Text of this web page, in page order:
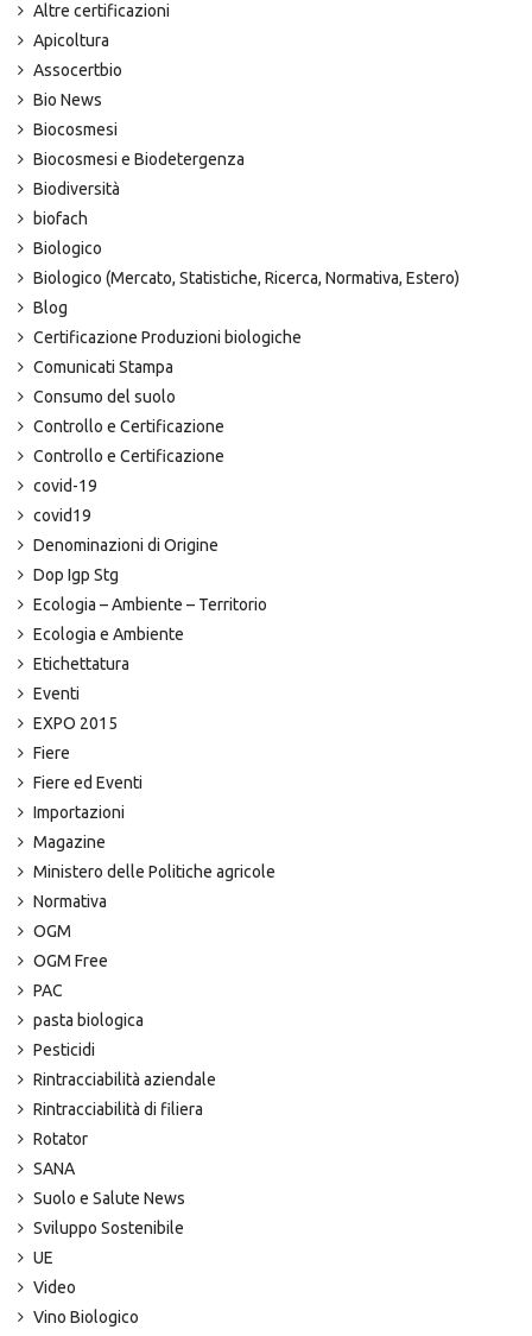
Altre certificazioni
Apicoltura
Assocertbio
Bio News
Biocosmesi
Biocosmesi e Biodetergenza
Biodiversità
biofach
Biologico
Biologico (Mercato, Statistiche, Ricerca, Normativa, Estero)
Blog
Certificazione Produzioni biologiche
Comunicati Stampa
Consumo del suolo
Controllo e Certificazione
Controllo e Certificazione
covid-19
covid19
Denominazioni di Origine
Dop Igp Stg
Ecologia – Ambiente – Territorio
Ecologia e Ambiente
Etichettatura
Eventi
EXPO 2015
Fiere
Fiere ed Eventi
Importazioni
Magazine
Ministero delle Politiche agricole
Normativa
OGM
OGM Free
PAC
pasta biologica
Pesticidi
Rintracciabilità aziendale
Rintracciabilità di filiera
Rotator
SANA
Suolo e Salute News
Sviluppo Sostenibile
UE
Video
Vino Biologico